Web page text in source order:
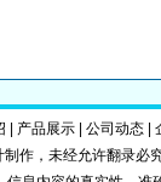
产品展示| 公司动态|
制作，未经允许翻录必